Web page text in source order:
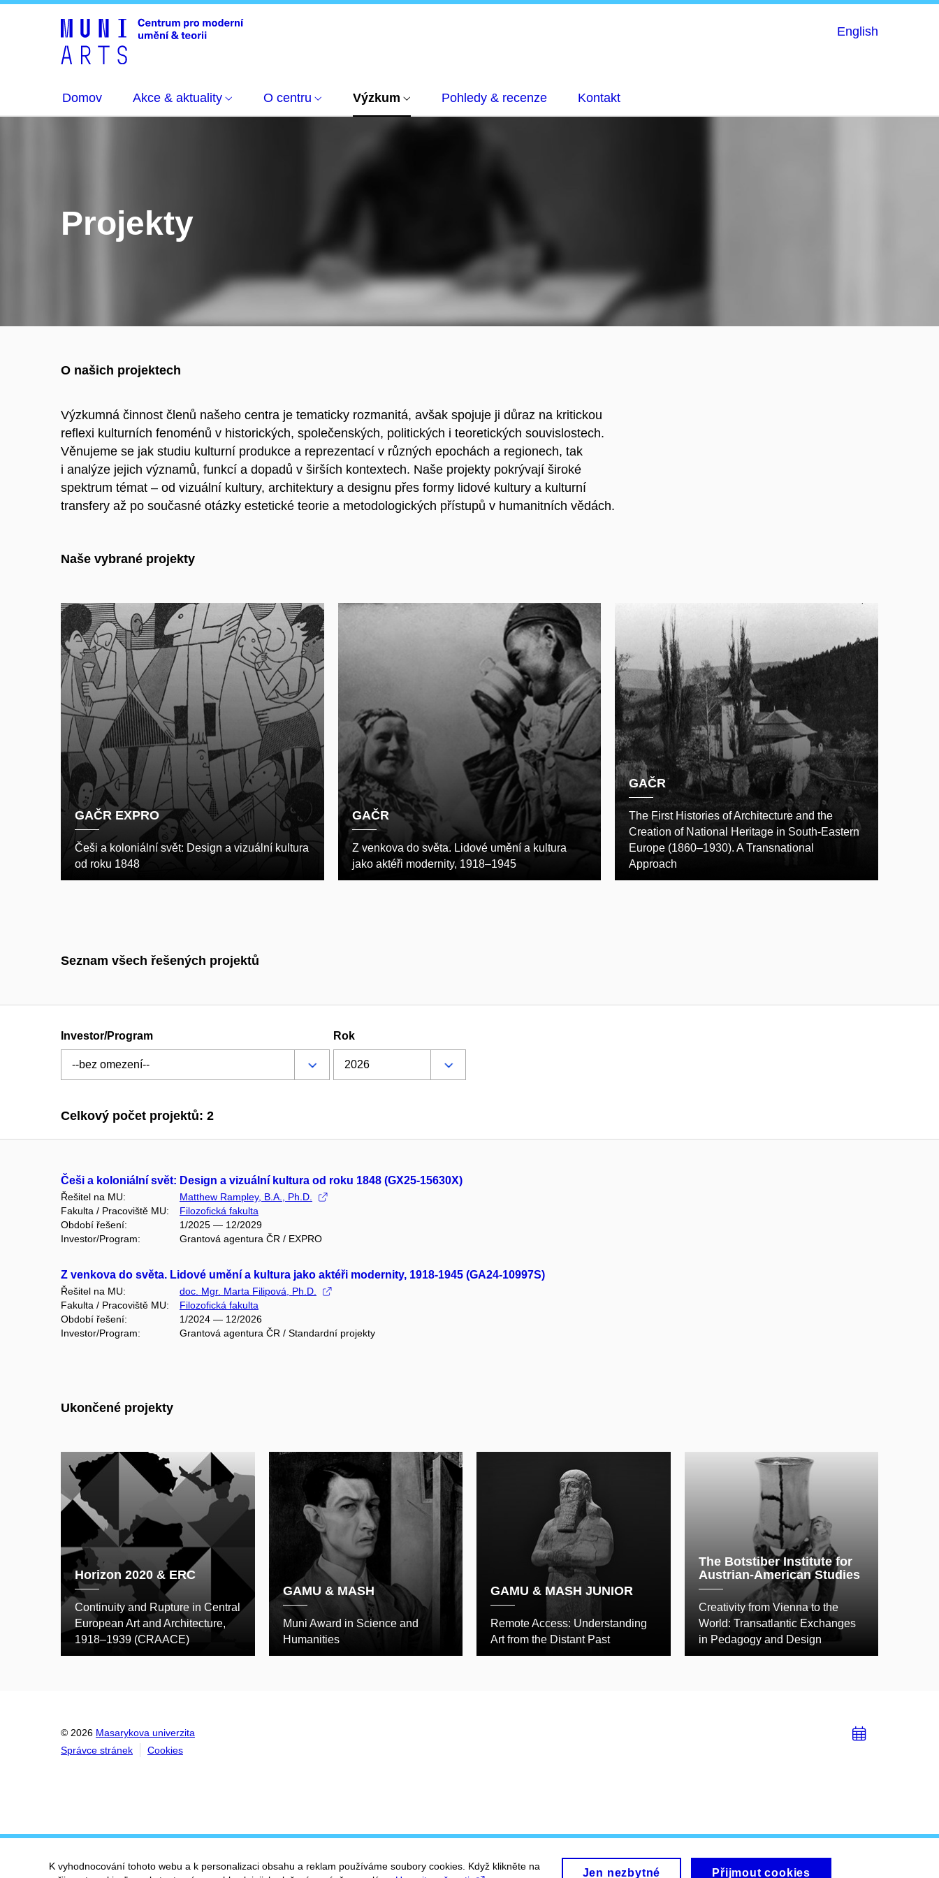
English
Domov Akce & aktuality O centru Výzkum Pohledy & recenze Kontakt
Projekty
O našich projektech
Výzkumná činnost členů našeho centra je tematicky rozmanitá, avšak spojuje ji důraz na kritickou
reflexi kulturních fenoménů v historických, společenských, politických i teoretických souvislostech.
Věnujeme se jak studiu kulturní produkce a reprezentací v různých epochách a regionech, tak
i analýze jejich významů, funkcí a dopadů v širších kontextech. Naše projekty pokrývají široké
spektrum témat – od vizuální kultury, architektury a designu přes formy lidové kultury a kulturní
transfery až po současné otázky estetické teorie a metodologických přístupů v humanitních vědách.
Naše vybrané projekty
GAČR EXPRO
Češi a koloniální svět: Design a vizuální kultura
od roku 1848
GAČR
Z venkova do světa. Lidové umění a kultura
jako aktéři modernity, 1918–1945
GAČR
The First Histories of Architecture and the
Creation of National Heritage in South-Eastern
Europe (1860–1930). A Transnational
Approach
Seznam všech řešených projektů
Investor/Program Rok
Celkový počet projektů: 2
Češi a koloniální svět: Design a vizuální kultura od roku 1848 (GX25-15630X)
Řešitel na MU:
Matthew Rampley, B.A., Ph.D.
Fakulta / Pracoviště MU:
Filozofická fakulta
Období řešení:
1/2025 — 12/2029
Investor/Program:
Grantová agentura ČR / EXPRO
Z venkova do světa. Lidové umění a kultura jako aktéři modernity, 1918-1945 (GA24-10997S)
Řešitel na MU:
doc. Mgr. Marta Filipová, Ph.D.
Fakulta / Pracoviště MU:
Filozofická fakulta
Období řešení:
1/2024 — 12/2026
Investor/Program:
Grantová agentura ČR / Standardní projekty
Ukončené projekty
Horizon 2020 & ERC
Continuity and Rupture in Central
European Art and Architecture,
1918–1939 (CRAACE)
GAMU & MASH
Muni Award in Science and
Humanities
GAMU & MASH JUNIOR
Remote Access: Understanding
Art from the Distant Past
The Botstiber Institute for
Austrian-American Studies
Creativity from Vienna to the
World: Transatlantic Exchanges
in Pedagogy and Design
© 2026 Masarykova univerzita
Správce stránek
Cookies
Přidat
K vyhodnocování tohoto webu a k personalizaci obsahu a reklam používáme soubory cookies. Když klikněte na
Jen nezbytné Přijmout cookies